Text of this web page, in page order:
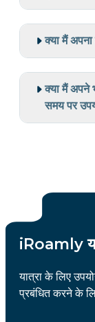
क्या मैं
क्या मैं अपने
समय पर
iRoamly
यात्रा के लिए
प्रबंधित करने के